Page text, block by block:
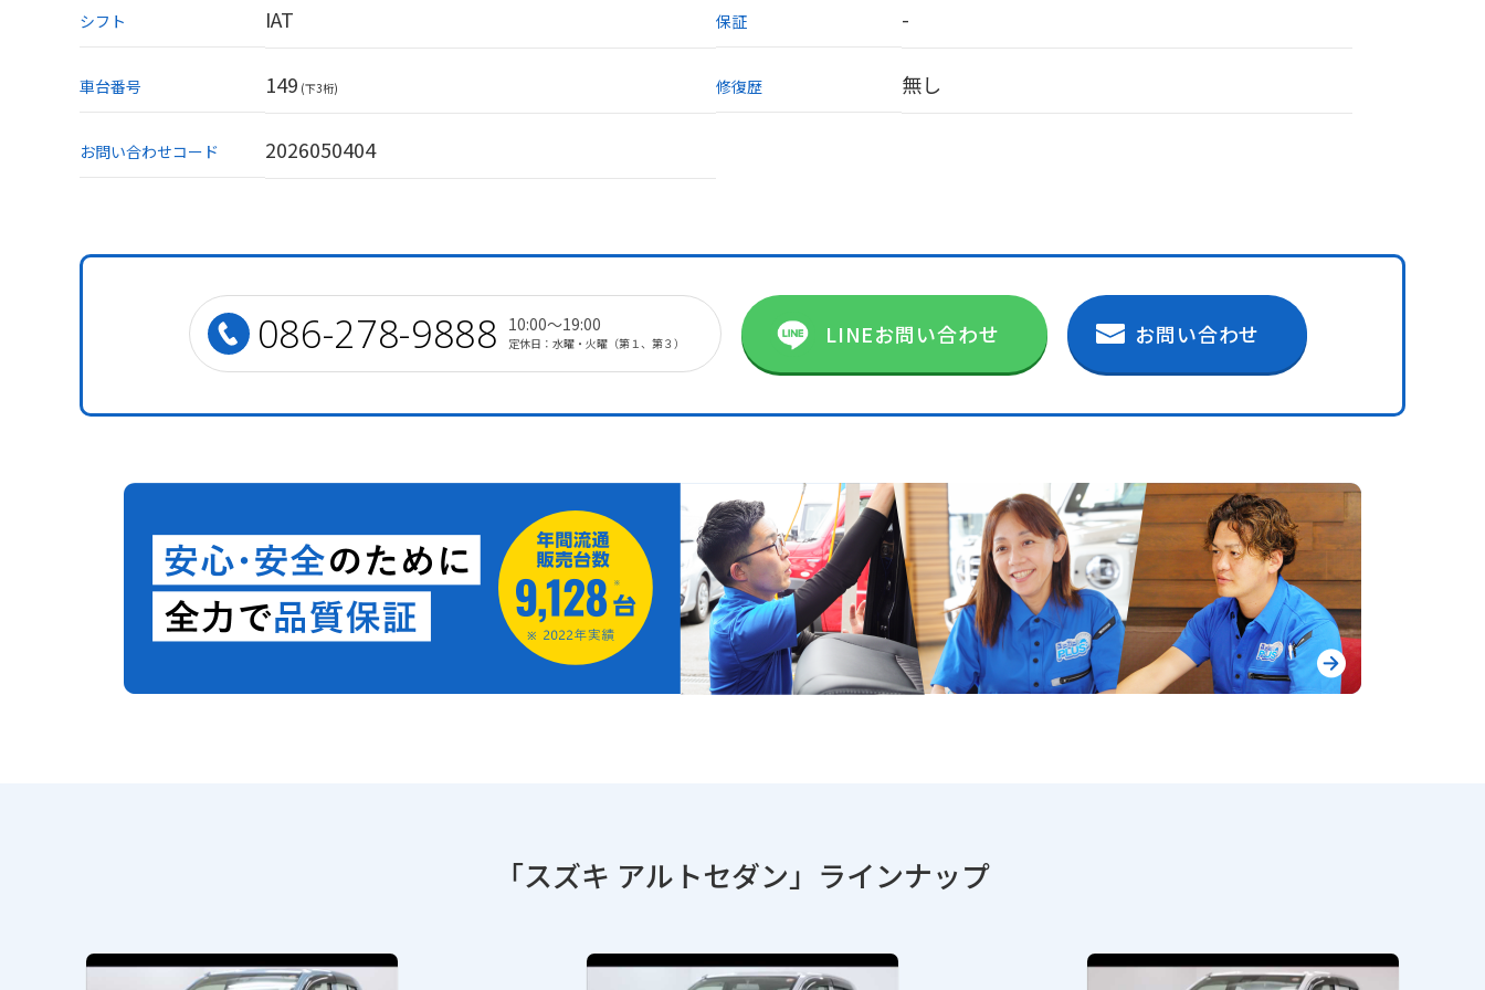
シフト IAT 保証 -
車台番号 149 (下3桁) 修復歴 無し
お問い合わせコード 2026050404
086-278-9888 10:00～19:00
定休日：水曜・火曜（第１、第３） LINEお問い合わせ お問い合わせ
「スズキ アルトセダン」 ラインナップ